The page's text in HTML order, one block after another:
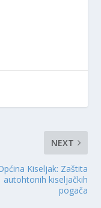
NEXT
Kiseljak: Zaštita
autohtonih kiseljačkih
pogača